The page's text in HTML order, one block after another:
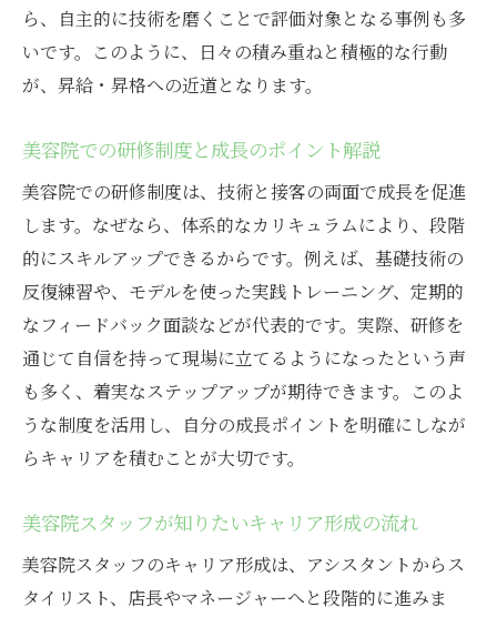
ら、自主的に技術を磨くことで評価対象となる事例も多
いです。このように、日々の積み重ねと積極的な行動
が、昇給・昇格への近道となります。
美容院での研修制度と成長のポイント解説
美容院での研修制度は、技術と接客の両面で成長を促進
します。なぜなら、体系的なカリキュラムにより、段階
的にスキルアップできるからです。例えば、基礎技術の
反復練習や、モデルを使った実践トレーニング、定期的
なフィードバック面談などが代表的です。実際、研修を
通じて自信を持って現場に立てるようになったという声
も多く、着実なステップアップが期待できます。このよ
うな制度を活用し、自分の成長ポイントを明確にしなが
らキャリアを積むことが大切です。
美容院スタッフが知りたいキャリア形成の流れ
美容院スタッフのキャリア形成は、アシスタントからス
タイリスト、店長やマネージャーへと段階的に進みま